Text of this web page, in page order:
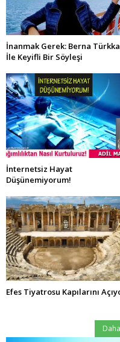
İnanmak Gerek: Berna
İle Keyifli Bir Söyleşi
İnternetsiz Hayat
Düşünemiyorum!
Efes Tiyatrosu Kapılarını